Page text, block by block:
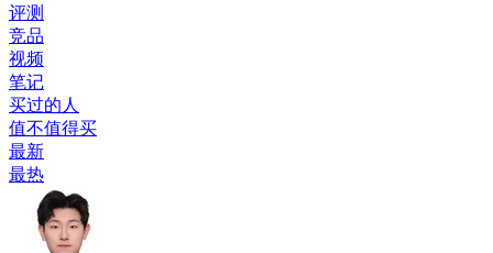
评测
竞品
视频
笔记
买过的人
值不值得买
最新
最热